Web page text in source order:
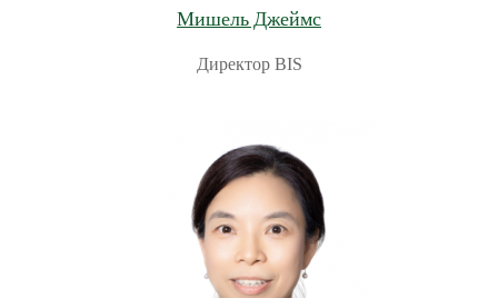
Мишель Джеймс
Директор BIS